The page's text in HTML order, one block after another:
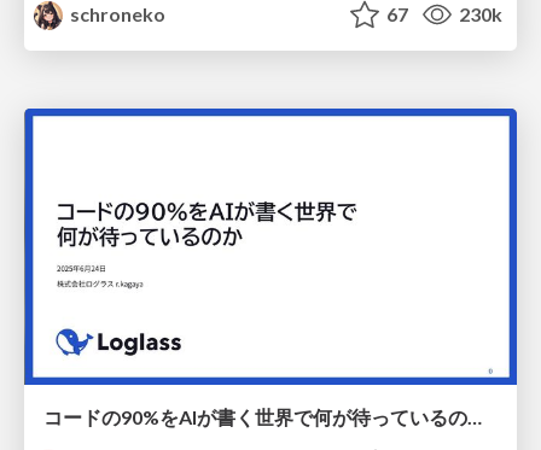
schroneko
67 230k
コードの90%をAIが書く世界で何が待っているのか / What awaits us in a world where 90% of the code is written by AI